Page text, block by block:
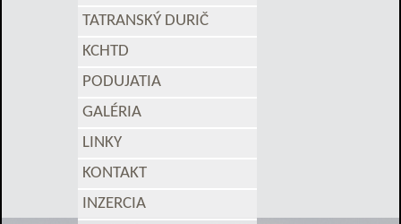
TATRANSKÝ DURIČ
KCHTD
PODUJATIA
GALÉRIA
LINKY
KONTAKT
INZERCIA